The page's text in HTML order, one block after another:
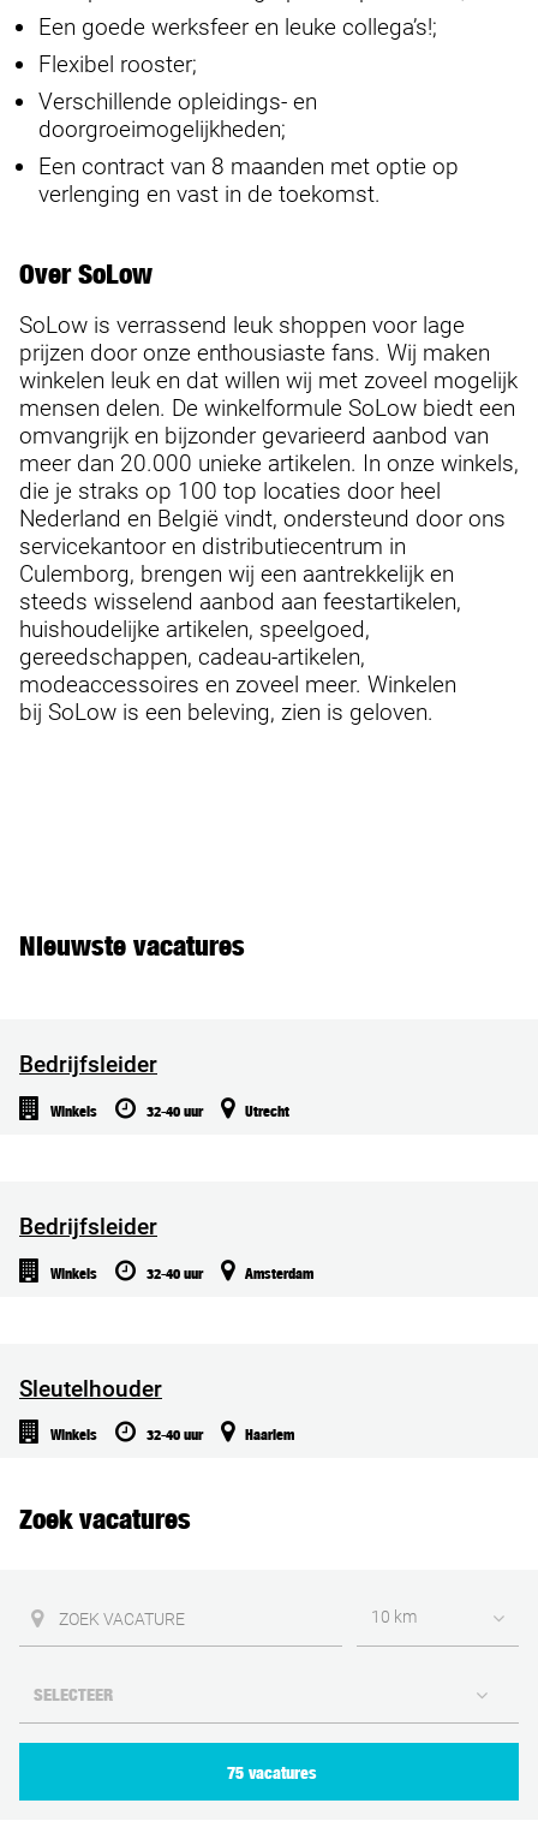
Een goede werksfeer en leuke collega’s!;
Flexibel rooster;
Verschillende opleidings- en
doorgroeimogelijkheden;
Een contract van 8 maanden met optie op
verlenging en vast in de toekomst.
Over SoLow
SoLow is verrassend leuk shoppen voor lage
prijzen door onze enthousiaste fans. Wij maken
winkelen leuk en dat willen wij met zoveel mogelijk
mensen delen. De winkelformule SoLow biedt een
omvangrijk en bijzonder gevarieerd aanbod van
meer dan 20.000 unieke artikelen. In onze winkels,
die je straks op 100 top locaties door heel
Nederland en België vindt, ondersteund door ons
servicekantoor en distributiecentrum in
Culemborg, brengen wij een aantrekkelijk en
steeds wisselend aanbod aan feestartikelen,
huishoudelijke artikelen, speelgoed,
gereedschappen, cadeau-artikelen,
modeaccessoires en zoveel meer. Winkelen
bij SoLow is een beleving, zien is geloven.
Nieuwste vacatures
Bedrijfsleider
Winkels 32-40 uur Utrecht
Bedrijfsleider
Winkels 32-40 uur Amsterdam
Sleutelhouder
Winkels 32-40 uur Haarlem
Zoek vacatures
10 km
75 vacatures